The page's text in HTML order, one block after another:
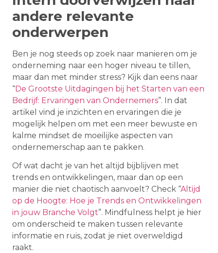
andere relevante
onderwerpen
Ben je nog steeds op zoek naar manieren om je
onderneming naar een hoger niveau te tillen,
maar dan met minder stress? Kijk dan eens naar
“De Grootste Uitdagingen bij het Starten van een
Bedrijf: Ervaringen van Ondernemers”. In dat
artikel vind je inzichten en ervaringen die je
mogelijk helpen om met een meer bewuste en
kalme mindset de moeilijke aspecten van
ondernemerschap aan te pakken.
Of wat dacht je van het altijd bijblijven met
trends en ontwikkelingen, maar dan op een
manier die niet chaotisch aanvoelt? Check “Altijd
op de Hoogte: Hoe je Trends en Ontwikkelingen
in jouw Branche Volgt”. Mindfulness helpt je hier
om onderscheid te maken tussen relevante
informatie en ruis, zodat je niet overweldigd
raakt.